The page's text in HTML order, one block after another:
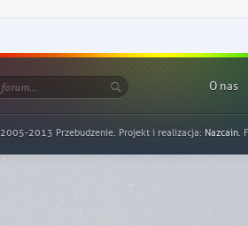
O nas
2013 Przebudzenie. Projekt i realizacja: Nazcain.